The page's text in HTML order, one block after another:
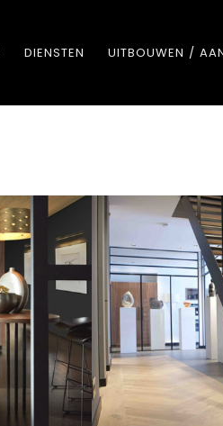
DIENSTEN UITBOUWEN /